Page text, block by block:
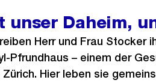
unser Daheim,
Herr und Frau Stocker
Pfrundhaus – einem der
Hier leben sie